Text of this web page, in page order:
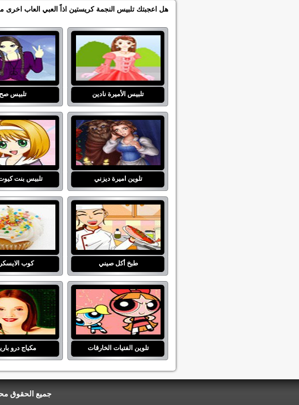
هل اعجبتك تلبيس النجمة كريستين اذاً العبي العاب
تلبيس الأميرة نادين تلبيس صح
تلوين اميرة ديزني تلبيس بنت
طبخ أكل صيني كوب
تلوين الفتيات الخارقات مكياج درو
جميع الحقوق محفوظة 2007 - 2026 |